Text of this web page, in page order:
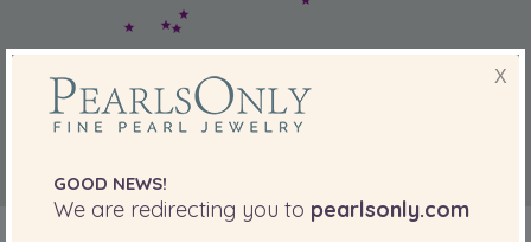
X
GOOD NEWS!
We are redirecting you to pearlsonly.com